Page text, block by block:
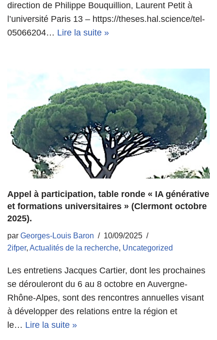
direction de Philippe Bouquillion, Laurent Petit à
l’université Paris 13 – https://theses.hal.science/tel-
05066204… Lire la suite »
Appel à participation, table ronde « IA générative
et formations universitaires » (Clermont octobre
2025).
par Georges-Louis Baron
10/09/2025
2ifper, Actualités de la recherche, Uncategorized
Les entretiens Jacques Cartier, dont les prochaines
se dérouleront du 6 au 8 octobre en Auvergne-
Rhône-Alpes, sont des rencontres annuelles visant
à développer des relations entre la région et
le… Lire la suite »